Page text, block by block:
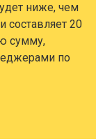
ниже, чем
составляет 20
сумму,
по